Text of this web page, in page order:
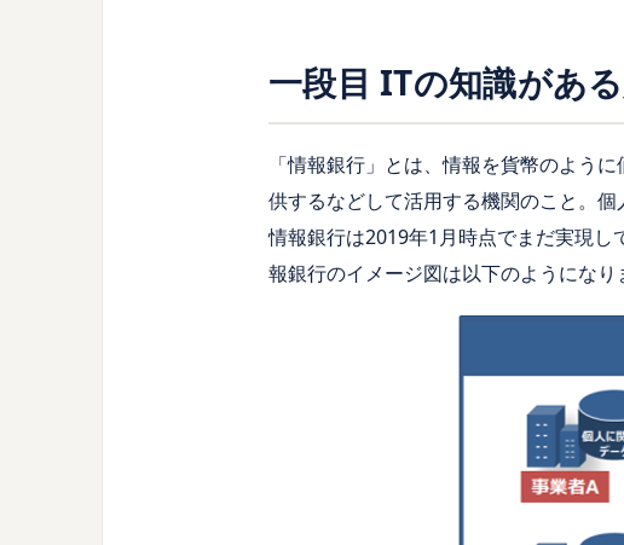
一段目 ITの知識があ
「情報銀行」とは、情報を貨幣のよう
供するなどして活用する機関のこと。個
情報銀行は2019年1月時点でまだ実現
報銀行のイメージ図は以下のようになり